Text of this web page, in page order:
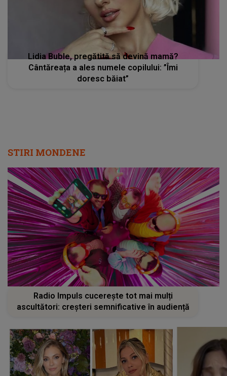
STIRI MONDENE
Radio Impuls cucerește tot mai mulți
ascultători: creșteri semnificative în audiență
Ibacka după divorț! Fosta soție a
lui Cabral a întors toate privirile în
prima zi de UNTOLD: „Parcă ai altă
strălucire, emani putere,
cancer
accident